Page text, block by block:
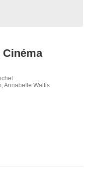
Annabelle Wallis